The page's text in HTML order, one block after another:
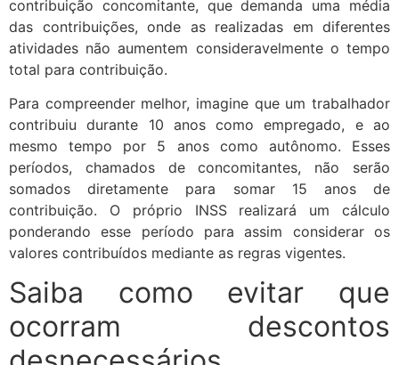
contribuição concomitante, que demanda uma média
das contribuições, onde as realizadas em diferentes
atividades não aumentem consideravelmente o tempo
total para contribuição.
Para compreender melhor, imagine que um trabalhador
contribuiu durante 10 anos como empregado, e ao
mesmo tempo por 5 anos como autônomo. Esses
períodos, chamados de concomitantes, não serão
somados diretamente para somar 15 anos de
contribuição. O próprio INSS realizará um cálculo
ponderando esse período para assim considerar os
valores contribuídos mediante as regras vigentes.
Saiba como evitar que
ocorram descontos